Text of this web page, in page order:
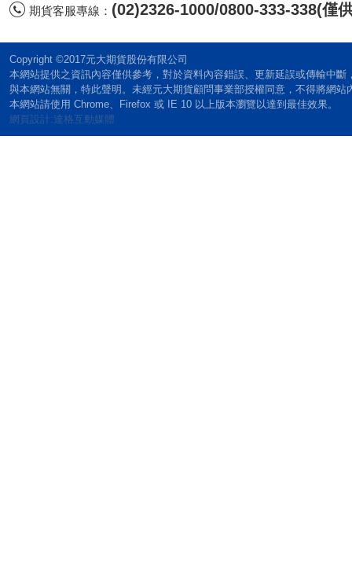
期貨客服專線： (02)2326-1000/0800-333-338(僅
Copyright ©2017元大期貨股份有限公司
本網站提供之資訊內容僅供參考，對於資料內容錯誤、更新延誤或傳輸中
與本網站無關，特此聲明。未經元大期貨顧問事業部授權同意，不得將網站
本網站請使用 Chrome、Firefox 或 IE 10 以上版本瀏覽以達到最佳效果。
網頁設計:達格互動媒體